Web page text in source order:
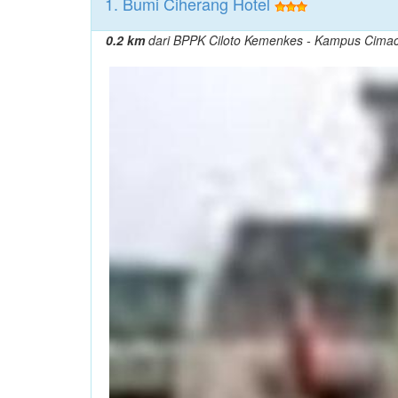
0.2 kmdari BPPK Ciloto Kemenkes - Kampus